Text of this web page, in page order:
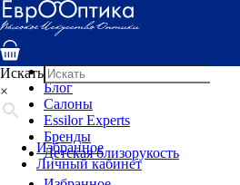
Услуги
Специалисты
Детская оптика
Блог
Салоны
Essilor Experts
Бренды
Детская близорукость
Искать
×
Избранное
Личный кабинет